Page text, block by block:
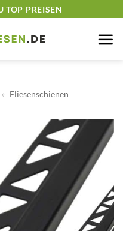
TOP PREISEN
» Fliesenschienen